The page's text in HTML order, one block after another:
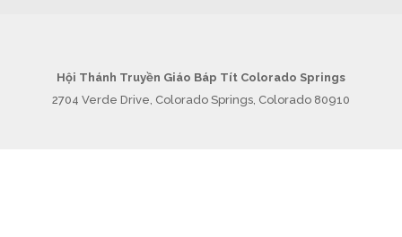
Hội Thánh Truyền Giáo Báp Tít Colorado Springs
2704 Verde Drive, Colorado Springs, Colorado 80910